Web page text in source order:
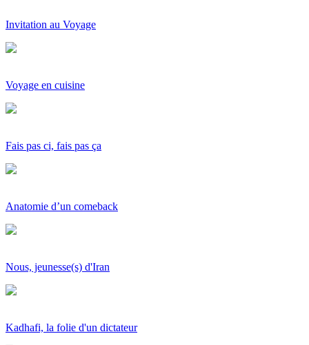
Invitation au Voyage
Voyage en cuisine
Fais pas ci, fais pas ça
Anatomie d’un comeback
Nous, jeunesse(s) d'Iran
Kadhafi, la folie d'un dictateur